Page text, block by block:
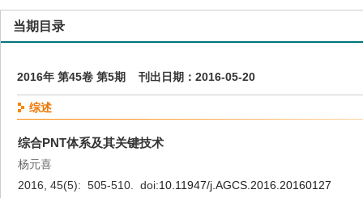
当期目录
2016年 第45卷 第5期 刊出日期：2016-05-20
综述
综合PNT体系及其关键技术
杨元喜
2016, 45(5): 505-510. doi:10.11947/j.AGCS.2016.20160127